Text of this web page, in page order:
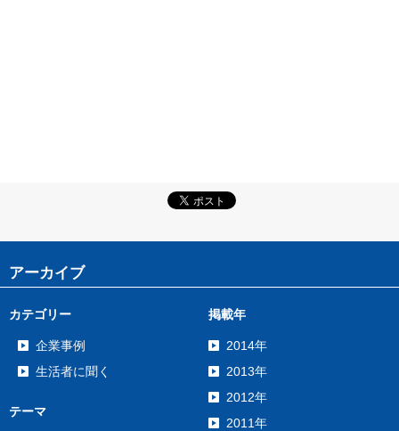
アーカイブ
カテゴリー
企業事例
生活者に聞く
テーマ
掲載年
2014年
2013年
2012年
2011年